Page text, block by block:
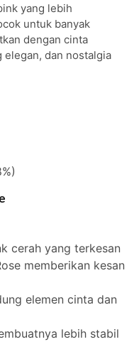
yang lebih
untuk banyak
dengan cinta
elegan, dan nostalgia
cerah yang terkesan
memberikan kesan
elemen cinta dan
lebih stabil